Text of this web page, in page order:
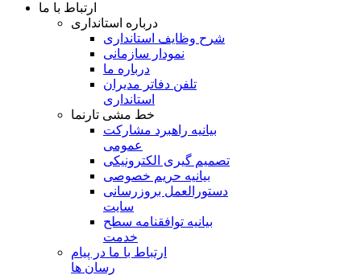
ارتباط با ما
درباره استانداری
شرح وظایف استانداری
نمودار سازمانی
درباره ما
تلفن دفاتر مدیران
استانداری
خط مشی تارنما
بیانیه راهبرد مشارکت
عمومی
تصمیم گیری الکترونیکی
بیانیه حریم خصوصی
دستورالعمل بروزرسانی
سایت
بیانیه توافقنامه سطح
خدمت
ارتباط با ما در پیام
رسان ها